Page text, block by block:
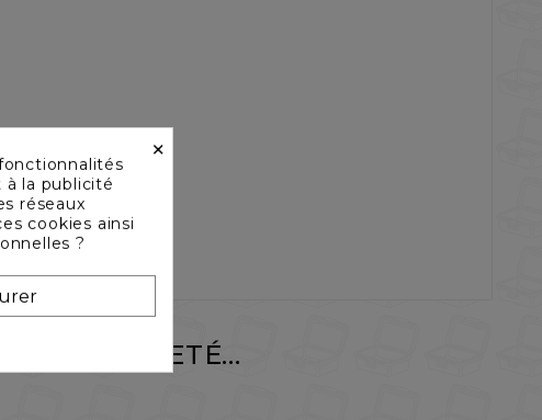
ACHETÉ...
×
à la publicité
réseaux
cookies ainsi
?